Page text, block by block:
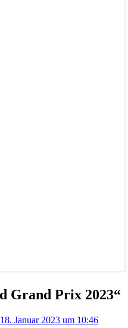
Grand Prix 2023“
Januar 2023 um 10:46